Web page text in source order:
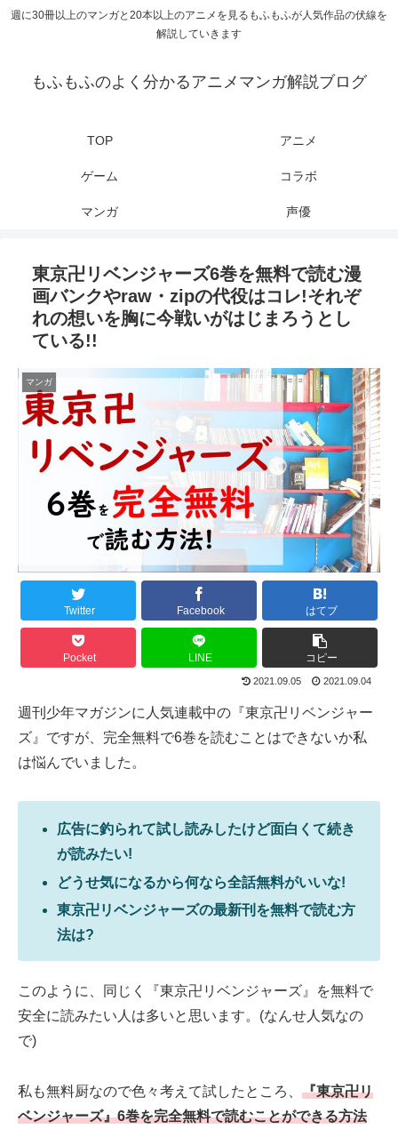
週に30冊以上のマンガと20本以上のアニメを見るもふもふが人気作品の伏線を
解説していきます
もふもふのよく分かるアニメマンガ解説ブログ
TOP アニメ
ゲーム コラボ
マンガ 声優
東京卍リベンジャーズ6巻を無料で読む漫
画バンクやraw・zipの代役はコレ!それぞ
れの想いを胸に今戦いがはじまろうとし
ている!!
マンガ
Twitter Facebook はてブ
Pocket LINE コピー
2021.09.05 2021.09.04
週刊少年マガジンに人気連載中の『東京卍リベンジャー
ズ』ですが、完全無料で6巻を読むことはできないか私
は悩んでいました。
広告に釣られて試し読みしたけど面白くて続き
が読みたい!
どうせ気になるから何なら全話無料がいいな!
東京卍リベンジャーズの最新刊を無料で読む方
法は?
このように、同じく『東京卍リベンジャーズ』を無料で
安全に読みたい人は多いと思います。(なんせ人気なの
で)
私も無料厨なので色々考えて試したところ、 『東京卍リ
ベンジャーズ』6巻を完全無料で読むことができる方法